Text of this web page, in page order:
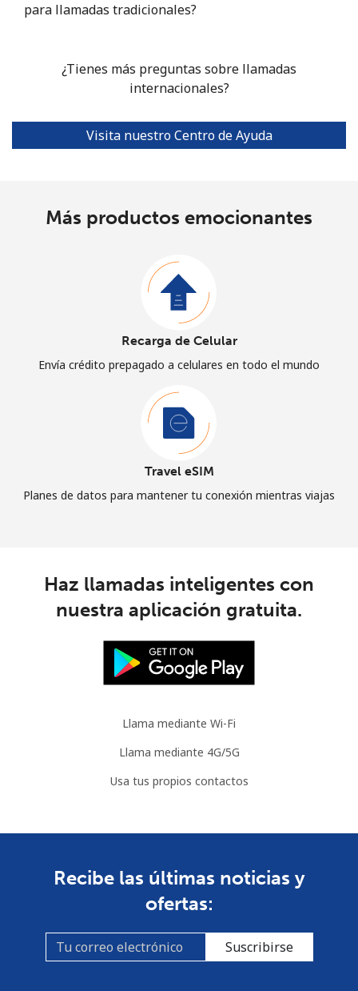
para llamadas tradicionales?
¿Tienes más preguntas sobre llamadas
internacionales?
Visita nuestro Centro de Ayuda
Más productos emocionantes
Recarga de Celular
Envía crédito prepagado a celulares en todo el mundo
Travel eSIM
Planes de datos para mantener tu conexión mientras viajas
Haz llamadas inteligentes con
nuestra aplicación gratuita.
Llama mediante Wi-Fi
Llama mediante 4G/5G
Usa tus propios contactos
Recibe las últimas noticias y
ofertas:
Suscribirse